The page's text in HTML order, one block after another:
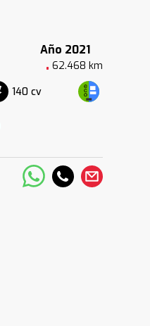
Año 2021
62.468 km
140 cv